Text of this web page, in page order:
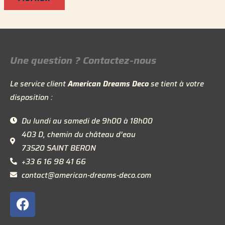
Une question ? Contactez-nous
Le service clientAmerican Dreams Decose tient à votre
disposition :
Du lundi au samedi de 9h00 à 18h00
403 D, chemin du château d’eau
73520 SAINT BERON
+33 6 16 98 41 66
contact@american-dreams-deco.com
F
a